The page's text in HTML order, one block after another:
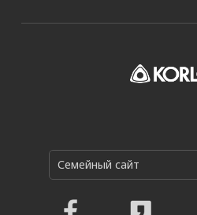
Семейный сайт